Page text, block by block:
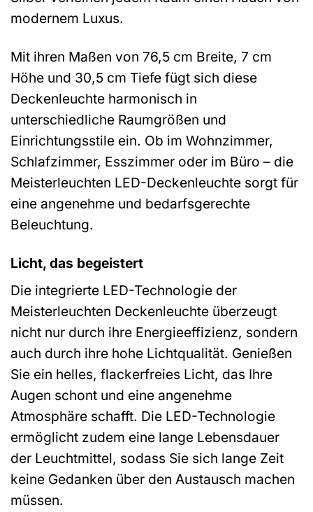
modernem Luxus.
Mit ihren Maßen von 76,5 cm Breite, 7 cm
Höhe und 30,5 cm Tiefe fügt sich diese
Deckenleuchte harmonisch in
unterschiedliche Raumgrößen und
Einrichtungsstile ein. Ob im Wohnzimmer,
Schlafzimmer, Esszimmer oder im Büro – die
Meisterleuchten LED-Deckenleuchte sorgt für
eine angenehme und bedarfsgerechte
Beleuchtung.
Licht, das begeistert
Die integrierte LED-Technologie der
Meisterleuchten Deckenleuchte überzeugt
nicht nur durch ihre Energieeffizienz, sondern
auch durch ihre hohe Lichtqualität. Genießen
Sie ein helles, flackerfreies Licht, das Ihre
Augen schont und eine angenehme
Atmosphäre schafft. Die LED-Technologie
ermöglicht zudem eine lange Lebensdauer
der Leuchtmittel, sodass Sie sich lange Zeit
keine Gedanken über den Austausch machen
müssen.